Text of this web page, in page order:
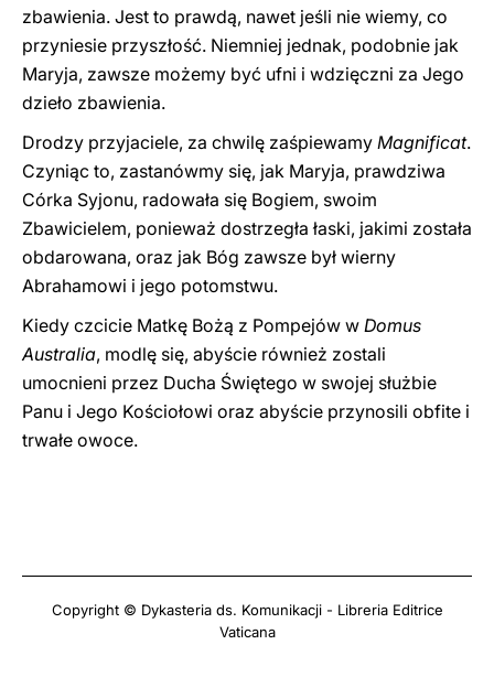
zbawienia. Jest to prawdą, nawet jeśli nie wiemy, co
przyniesie przyszłość. Niemniej jednak, podobnie jak
Maryja, zawsze możemy być ufni i wdzięczni za Jego
dzieło zbawienia.
Drodzy przyjaciele, za chwilę zaśpiewamy Magnificat.
Czyniąc to, zastanówmy się, jak Maryja, prawdziwa
Córka Syjonu, radowała się Bogiem, swoim
Zbawicielem, ponieważ dostrzegła łaski, jakimi została
obdarowana, oraz jak Bóg zawsze był wierny
Abrahamowi i jego potomstwu.
Kiedy czcicie Matkę Bożą z Pompejów w Domus
Australia, modlę się, abyście również zostali
umocnieni przez Ducha Świętego w swojej służbie
Panu i Jego Kościołowi oraz abyście przynosili obfite i
trwałe owoce.
Copyright © Dykasteria ds. Komunikacji - Libreria Editrice
Vaticana